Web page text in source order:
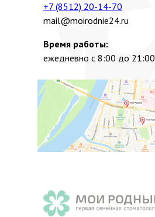
+7 (8512) 20-14-70
mail@moirodnie24.ru
Время работы:
ежедневно с 8:00 до 21:00
Мы в соцсетях:
Наш блог